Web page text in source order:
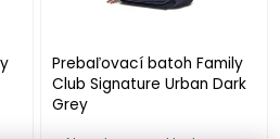
Prebaľovací batoh Family
Club Signature Urban Dark
Grey